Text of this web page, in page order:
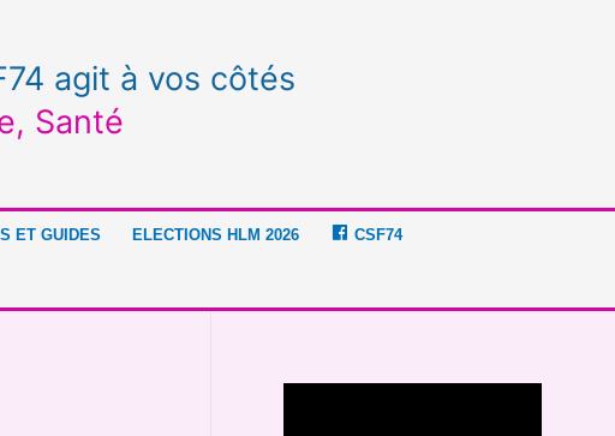
agit à vos côtés
Santé
ET GUIDES ELECTIONS HLM 2026 CSF74